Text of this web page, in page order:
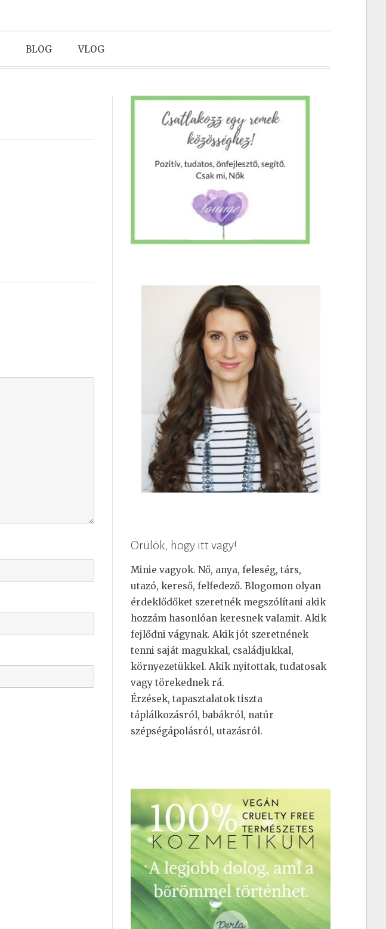
BLOG VLOG
Örülök, hogy itt vagy!
Minie vagyok. Nő, anya, feleség, társ,
utazó, kereső, felfedező. Blogomon olyan
érdeklődőket szeretnék megszólítani akik
hozzám hasonlóan keresnek valamit. Akik
fejlődni vágynak. Akik jót szeretnének
tenni saját magukkal, családjukkal,
környezetükkel. Akik nyitottak, tudatosak
vagy törekednek rá.
Érzések, tapasztalatok tiszta
táplálkozásról, babákról, natúr
szépségápolásról, utazásról.